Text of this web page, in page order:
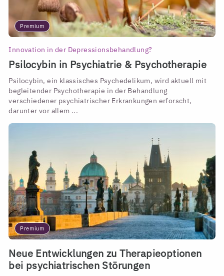
Premium
Innovation in der Depressionsbehandlung?
Psilocybin in Psychiatrie & Psychotherapie
Psilocybin, ein klassisches Psychedelikum, wird aktuell mit
begleitender Psychotherapie in der Behandlung
verschiedener psychiatrischer Erkrankungen erforscht,
darunter vor allem ...
Premium
Neue Entwicklungen zu Therapieoptionen
bei psychiatrischen Störungen